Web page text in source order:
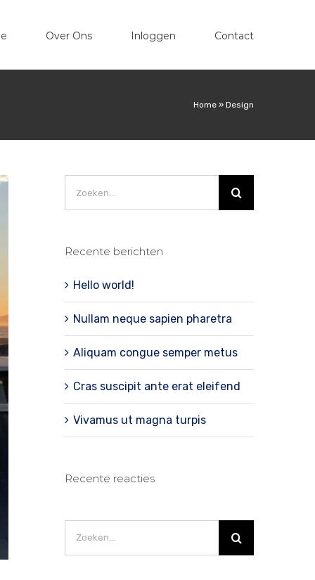
Over Ons Inloggen Contact
Home » Design
Recente berichten
Hello world!
Nullam neque sapien pharetra
Aliquam congue semper metus
Cras suscipit ante erat eleifend
Vivamus ut magna turpis
Recente reacties